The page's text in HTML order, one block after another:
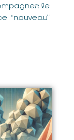
le
“nouveau”